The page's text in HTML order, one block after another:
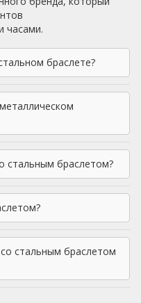
часами.
браслете?
стальным браслетом?
стальным браслетом